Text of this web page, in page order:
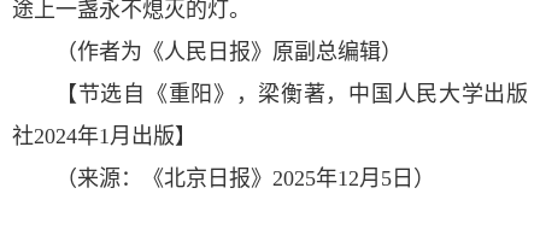
途上一盏永不熄灭的灯。
（作者为《人民日报》原副总编辑）
【节选自《重阳》，梁衡著，中国人民大学出版
社2024年1月出版】
（来源：《北京日报》2025年12月5日）